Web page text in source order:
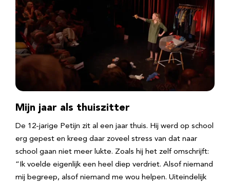
Mijn jaar als thuiszitter
De 12-jarige Petijn zit al een jaar thuis. Hij werd op school
erg gepest en kreeg daar zoveel stress van dat naar
school gaan niet meer lukte. Zoals hij het zelf omschrijft:
“Ik voelde eigenlijk een heel diep verdriet. Alsof niemand
mij begreep, alsof niemand me wou helpen. Uiteindelijk